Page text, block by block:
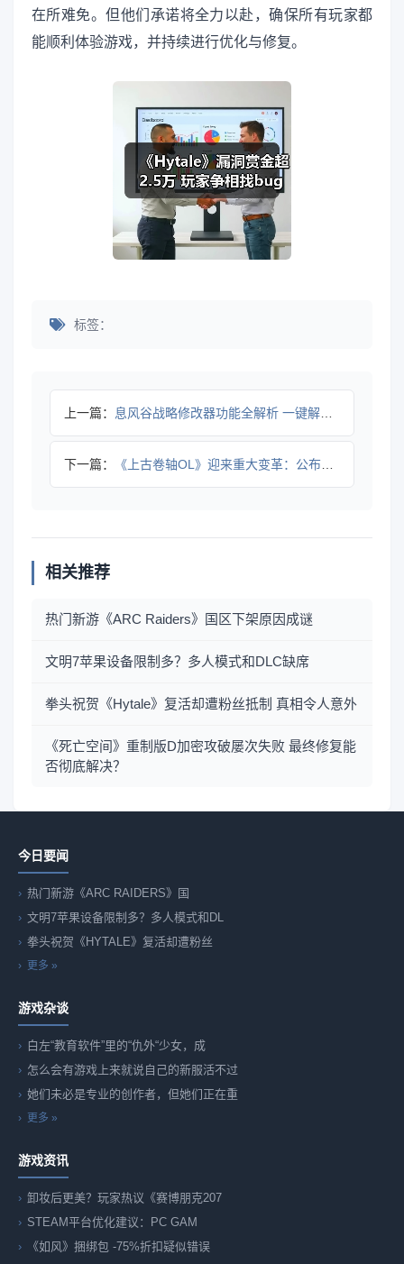
在所难免。但他们承诺将全力以赴，确保所有玩家都
能顺利体验游戏，并持续进行优化与修复。
标签：
上一篇： 息风谷战略修改器功能全解析 一键解锁书籍装备技巧
下一篇： 《上古卷轴OL》迎来重大变革：公布全新「赛季」模式，引领全新
相关推荐
热门新游《ARC Raiders》国区下架原因成谜
文明7苹果设备限制多？多人模式和DLC缺席
拳头祝贺《Hytale》复活却遭粉丝抵制 真相令人意外
《死亡空间》重制版D加密攻破屡次失败 最终修复能
否彻底解决？
今日要闻
热门新游《ARC RAIDERS》国
文明7苹果设备限制多？多人模式和DL
拳头祝贺《HYTALE》复活却遭粉丝
更多 »
游戏杂谈
白左“教育软件”里的“仇外“少女，成
怎么会有游戏上来就说自己的新服活不过
她们未必是专业的创作者，但她们正在重
更多 »
游戏资讯
卸妆后更美？玩家热议《赛博朋克207
STEAM平台优化建议：PC GAM
《如风》捆绑包 -75%折扣疑似错误